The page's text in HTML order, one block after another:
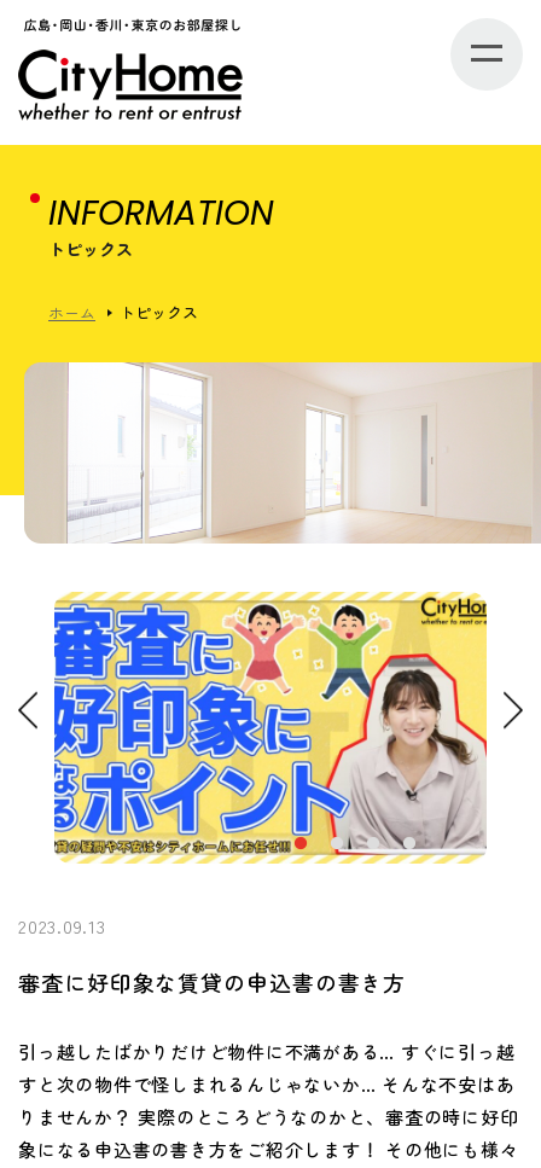
INFORMATION
トピックス
ホーム トピックス
2023.09.13
審査に好印象な賃貸の申込書の書き方
引っ越したばかりだけど物件に不満がある… すぐに引っ越
すと次の物件で怪しまれるんじゃないか… そんな不安はあ
りませんか？ 実際のところどうなのかと、審査の時に好印
象になる申込書の書き方をご紹介します！ その他にも様々